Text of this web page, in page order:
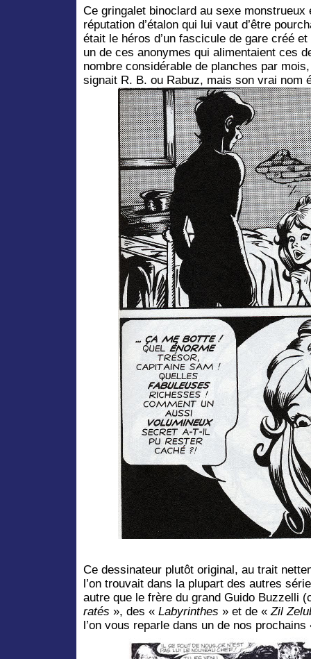
Ce gringalet binoclard au sexe monstrueux
réputation d’étalon qui lui vaut d’être
était le héros d’un fascicule de gare créé
un de ces anonymes qui alimentaient ces
nombre considérable de planches par
signait R. B. ou Rabuz, mais son vrai nom
Ce dessinateur plutôt original, au trait
l’on trouvait dans la plupart des autres
autre que le frère du grand Guido Buzzelli
ratés », des « Labyrinthes » et de «Zil
l’on vous reparle dans un de nos